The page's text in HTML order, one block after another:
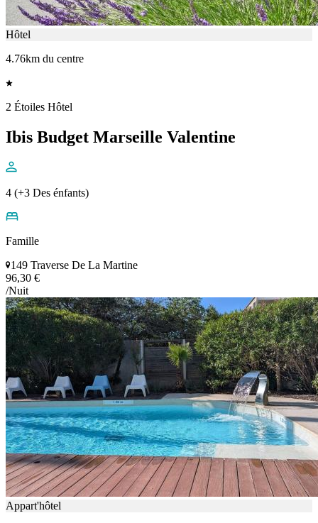
Hôtel
4.76km du centre
2 Étoiles Hôtel
Ibis Budget Marseille Valentine
4 (+3 Des énfants)
Famille
149 Traverse De La Martine
96,30 €
/Nuit
Appart'hôtel